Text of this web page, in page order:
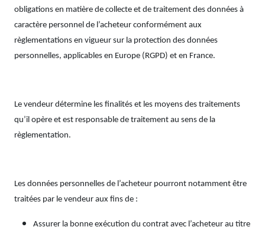
obligations en matière de collecte et de traitement des données à
caractère personnel de l’acheteur conformément aux
règlementations en vigueur sur la protection des données
personnelles, applicables en Europe (RGPD) et en France.
Le vendeur détermine les finalités et les moyens des traitements
qu’il opère et est responsable de traitement au sens de la
règlementation.
Les données personnelles de l’acheteur pourront notamment être
traitées par le vendeur aux fins de :
Assurer la bonne exécution du contrat avec l’acheteur au titre